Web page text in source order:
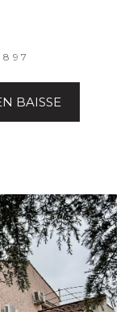
BAISSE